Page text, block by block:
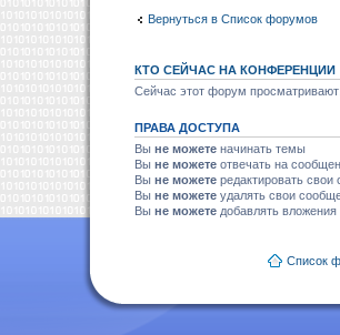
Вернуться в Список форумов
КТО СЕЙЧАС НА КОНФЕРЕНЦИИ
Сейчас этот форум
ПРАВА ДОСТУПА
Вы не можете начинать темы
Вы не можете отвечать на
Вы не можете редактировать свои
Вы не можете удалять свои
Вы не можете добавлять вложения
Список